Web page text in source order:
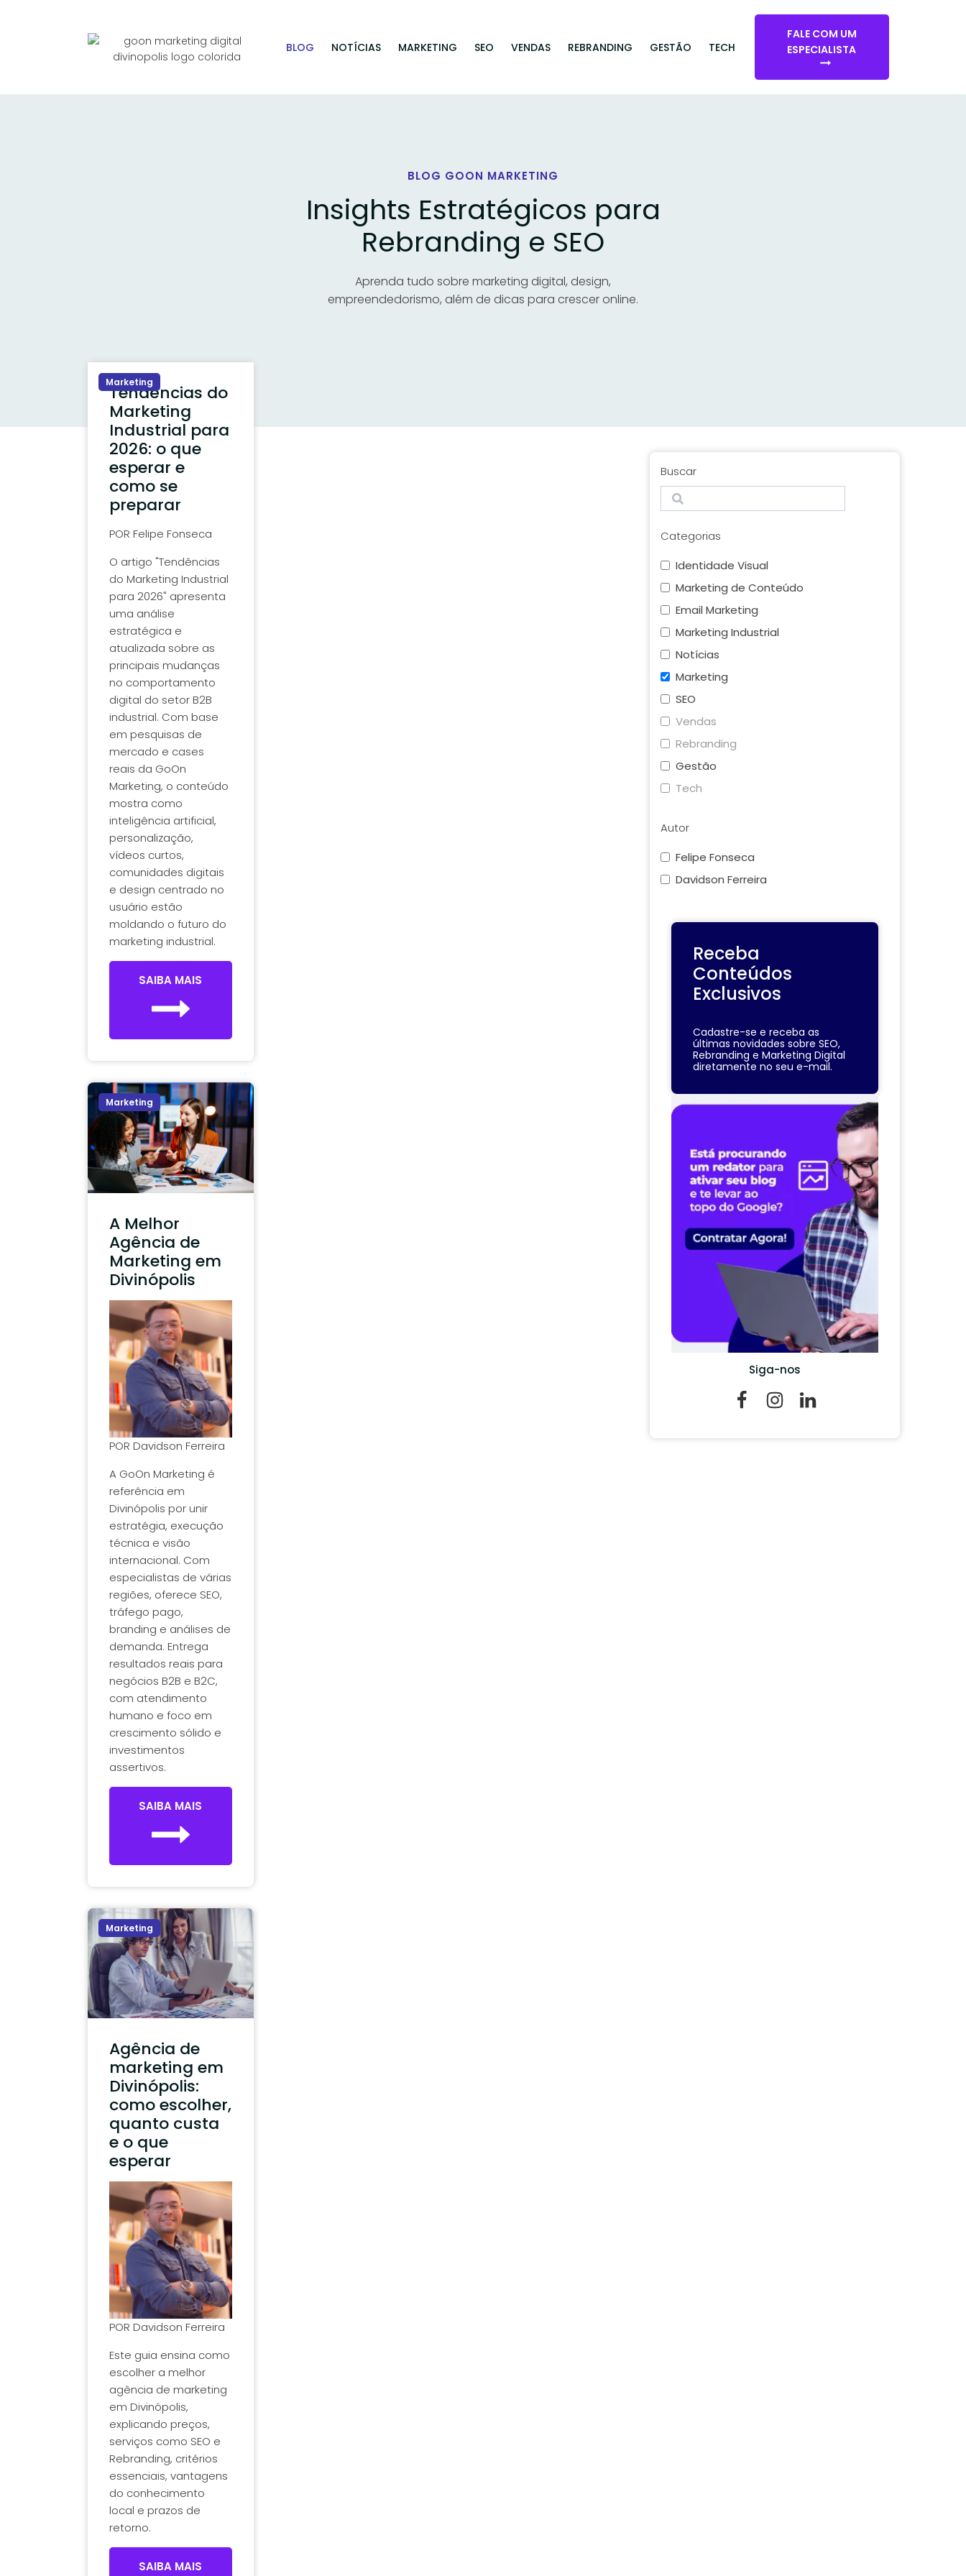
BLOG NOTÍCIAS MARKETING SEO VENDAS REBRANDING GESTÃO TECH
FALE COM UM
ESPECIALISTA
BLOG GOON MARKETING
Insights Estratégicos para
Rebranding e SEO
Aprenda tudo sobre marketing digital, design,
empreendedorismo, além de dicas para crescer online.
Marketing
Tendências do
Marketing
Industrial para
2026: o que
esperar e
como se
preparar
POR Felipe Fonseca
O artigo "Tendências
do Marketing Industrial
para 2026" apresenta
uma análise
estratégica e
atualizada sobre as
principais mudanças
no comportamento
digital do setor B2B
industrial. Com base
em pesquisas de
mercado e cases
reais da GoOn
Marketing, o conteúdo
mostra como
inteligência artificial,
personalização,
vídeos curtos,
comunidades digitais
e design centrado no
usuário estão
moldando o futuro do
marketing industrial.
SAIBA MAIS
Marketing
A Melhor
Agência de
Marketing em
Divinópolis
POR Davidson Ferreira
A GoOn Marketing é
referência em
Divinópolis por unir
estratégia, execução
técnica e visão
internacional. Com
especialistas de várias
regiões, oferece SEO,
tráfego pago,
branding e análises de
demanda. Entrega
resultados reais para
negócios B2B e B2C,
com atendimento
humano e foco em
crescimento sólido e
investimentos
assertivos.
SAIBA MAIS
Marketing
Agência de
marketing em
Divinópolis:
como escolher,
quanto custa
e o que
esperar
POR Davidson Ferreira
Este guia ensina como
escolher a melhor
agência de marketing
em Divinópolis,
explicando preços,
serviços como SEO e
Rebranding, critérios
essenciais, vantagens
do conhecimento
local e prazos de
retorno.
SAIBA MAIS
Buscar
Search
Categorias
Identidade Visual
Marketing de Conteúdo
Email Marketing
Marketing Industrial
Notícias
Marketing
SEO
Vendas
Rebranding
Gestão
Tech
Autor
Felipe Fonseca
Davidson Ferreira
Receba
Conteúdos
Exclusivos
Cadastre-se e receba as
últimas novidades sobre SEO,
Rebranding e Marketing Digital
diretamente no seu e-mail.
Siga-nos